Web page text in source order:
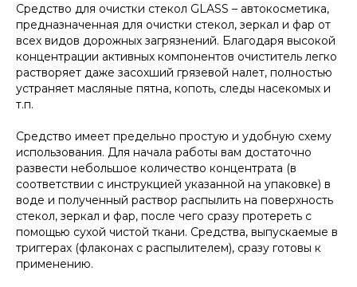
Средство для очистки стекол GLASS – автокосметика,
предназначенная для очистки стекол, зеркал и фар от
всех видов дорожных загрязнений. Благодаря высокой
концентрации активных компонентов очиститель легко
растворяет даже засохший грязевой налет, полностью
устраняет масляные пятна, копоть, следы насекомых и
т.п.
Средство имеет предельно простую и удобную схему
использования. Для начала работы вам достаточно
развести небольшое количество концентрата (в
соответствии с инструкцией указанной на упаковке) в
воде и полученный раствор распылить на поверхность
стекол, зеркал и фар, после чего сразу протереть с
помощью сухой чистой ткани. Средства, выпускаемые в
триггерах (флаконах с распылителем), сразу готовы к
применению.